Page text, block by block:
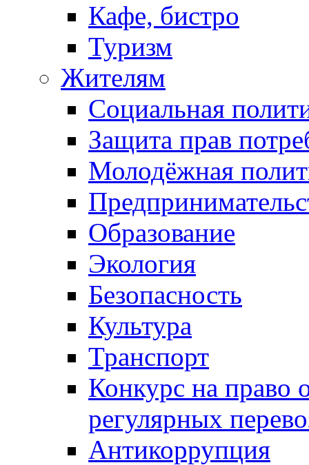
Кафе, бистро
Туризм
Жителям
Социальная
Защита прав
Молодёжная
Образование
Экология
Безопасность
Культура
Транспорт
Конкурс на право
регулярных
Антикоррупция